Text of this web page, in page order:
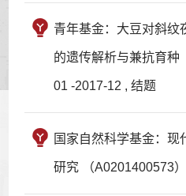
青年基金：大豆对斜纹
的遗传解析与兼抗育种
01 -2017-12 , 结题
国家自然科学基金：现
研究 （A0201400573